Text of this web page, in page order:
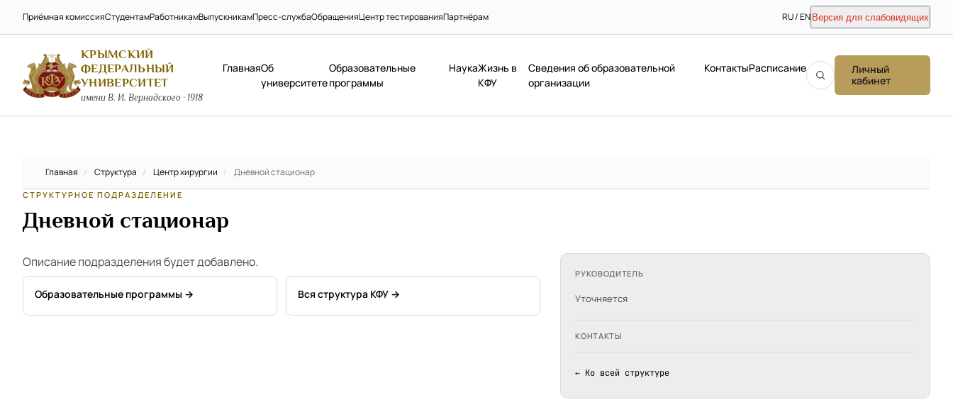
Приёмная комиссияСтудентамРаботникамВыпускникамПресс-службаОбращенияЦентр тестированияПартнёрам RU / EN Версия для слабовидящих
КРЫМСКИЙ
ФЕДЕРАЛЬНЫЙ
УНИВЕРСИТЕТ
имени В. И. Вернадского · 1918
ГлавнаяОб
университете
Образовательные
программы
НаукаЖизнь в
КФУ
Сведения об образовательной
организации
КонтактыРасписание
Личный
кабинет
Главная / Структура / Центр хирургии / Дневной стационар
СТРУКТУРНОЕ ПОДРАЗДЕЛЕНИЕ
Дневной стационар
Описание подразделения будет добавлено.
Образовательные программы → Вся структура КФУ →
РУКОВОДИТЕЛЬ
Уточняется
КОНТАКТЫ
← Ко всей структуре